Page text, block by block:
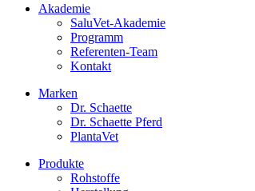
Akademie
SaluVet-Akademie
Programm
Referenten-Team
Kontakt
Marken
Dr. Schaette
Dr. Schaette Pferd
PlantaVet
Produkte
Rohstoffe